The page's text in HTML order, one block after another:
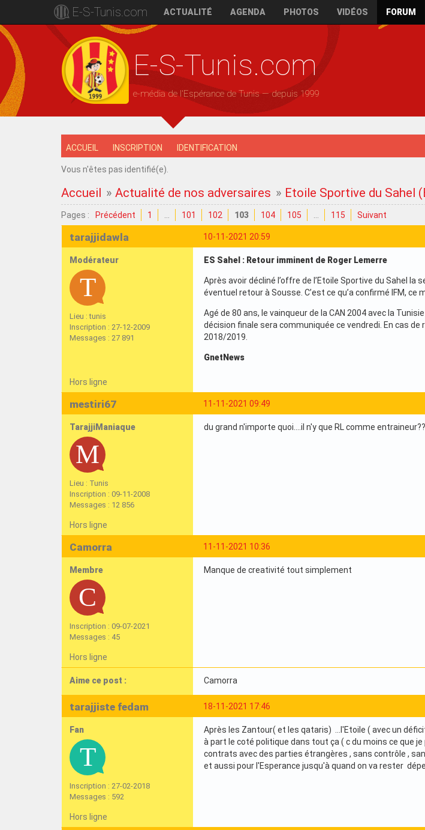
E-S-Tunis.com ACTUALITÉ AGENDA PHOTOS VIDÉOS FORUM
E-S-Tunis.com
e-média de l'Espérance de Tunis — depuis 1999
ACCUEIL INSCRIPTION IDENTIFICATION
Vous n'êtes pas identifié(e).
Accueil »Actualité de nos adversaires » Etoile Sportive du Sahel
Pages : Précédent 1 101 102 103 104 105 115 Suivant
10-11-2021 20:59
tarajjidawla
Modérateur
Lieu : tunis
Inscription : 27-12-2009
Messages : 27 891
ES Sahel : Retour imminent de Roger Lemerre
Après avoir décliné l’offre de l’Etoile Sportive du Sahel
éventuel retour à Sousse. C’est ce qu’a confirmé IFM, ce
Agé de 80 ans, le vainqueur de la CAN 2004 avec la
décision finale sera communiquée ce vendredi. En cas
2018/2019.
GnetNews
Hors ligne
11-11-2021 09:49
mestiri67
TarajjiManiaque
Lieu : Tunis
Inscription : 09-11-2008
Messages : 12 856
du grand n'importe quoi....il n'y que RL comme entraineur??
Hors ligne
11-11-2021 10:36
Camorra
Membre
Inscription : 09-07-2021
Messages : 45
Manque de creativité tout simplement
Hors ligne
Aime ce post : Camorra
18-11-2021 17:46
tarajjiste fedam
Fan
Inscription : 27-02-2018
Messages : 592
Après les Zantour( et les qataris) ...l'Etoile ( avec un
à part le coté politique dans tout ça ( c du moins ce que
contrats avec des parties étrangères , sans contrôle ,
et aussi pour l'Esperance jusqu'à quand on va rester
Hors ligne